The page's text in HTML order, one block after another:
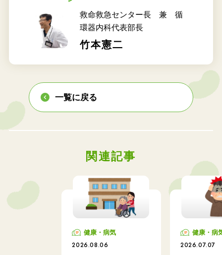
救命救急センター長 兼 循
環器内科代表部長
竹本憲二
一覧に戻る
関連記事
健康・病気
2026.08.06
健康・病
2026.07.07